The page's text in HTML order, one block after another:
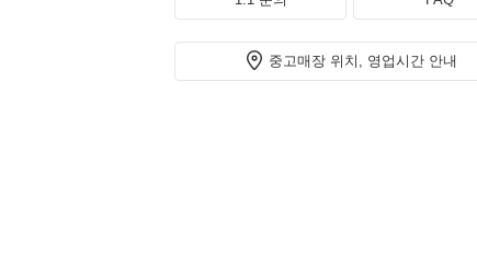
중고매장 위치, 영업시간 안내